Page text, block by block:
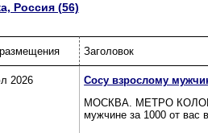
Россия (56)
Заголовок
2026
Сосу взрослому
МОСКВА. МЕТРО
мужчине за 1000 от